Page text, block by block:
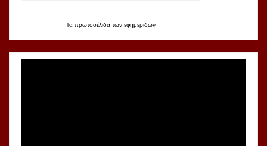
Τα πρωτοσέλιδα των εφημερίδων